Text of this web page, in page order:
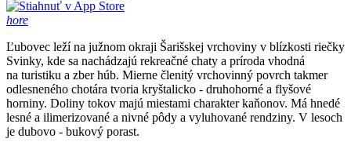
hore
Ľubovec leží na južnom okraji Šarišskej vrchoviny v blízkosti riečky
Svinky, kde sa nachádzajú rekreačné chaty a príroda vhodná
na turistiku a zber húb. Mierne členitý vrchovinný povrch takmer
odlesneného chotára tvoria kryštalicko - druhohorné a flyšové
horniny. Doliny tokov majú miestami charakter kaňonov. Má hnedé
lesné a ilimerizované a nivné pôdy a vyluhované rendziny. V lesoch
je dubovo - bukový porast.